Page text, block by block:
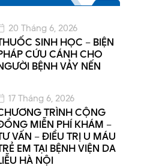
SINH HỌC – BIỆN
CỨU CÁNH CHO
BỆNH VẢY NẾN
20 Tháng 6, 2026
TRÌNH CỘNG
MIỄN PHÍ KHÁM –
VẤN – ĐIỀU TRỊ U MÁU
EM TẠI BỆNH VIỆN DA
HÀ NỘI
17 Tháng 6, 2026